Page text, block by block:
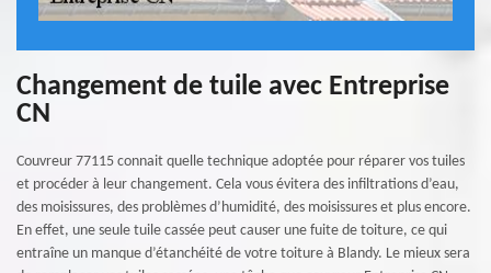
Changement de tuile avec Entreprise
CN
Couvreur 77115 connait quelle technique adoptée pour réparer vos tuiles
et procéder à leur changement. Cela vous évitera des infiltrations d’eau,
des moisissures, des problèmes d’humidité, des moisissures et plus encore.
En effet, une seule tuile cassée peut causer une fuite de toiture, ce qui
entraîne un manque d’étanchéité de votre toiture à Blandy. Le mieux sera